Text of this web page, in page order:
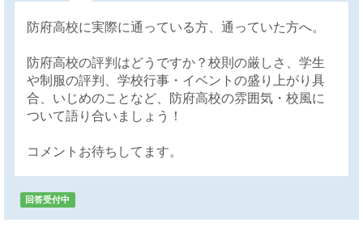
防府高校に実際に通っている方、通っていた方へ。
防府高校の評判はどうですか？校則の厳しさ、学生
や制服の評判、学校行事・イベントの盛り上がり具
合、いじめのことなど、防府高校の雰囲気・校風に
ついて語り合いましょう！
コメントお待ちしてます。
回答受付中